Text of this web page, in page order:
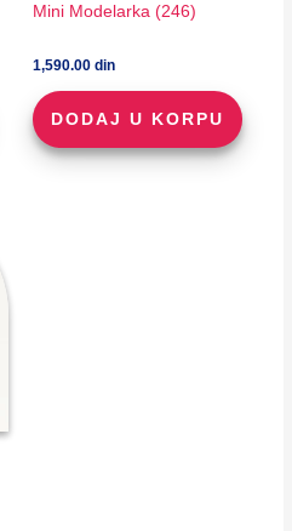
Mini Modelarka (246)
1,590.00 din
DODAJ U KORPU